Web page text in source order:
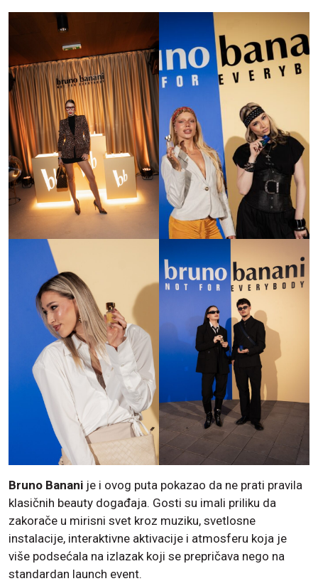
Bruno Banani je i ovog puta pokazao da ne prati pravila
klasičnih beauty događaja. Gosti su imali priliku da
zakorače u mirisni svet kroz muziku, svetlosne
instalacije, interaktivne aktivacije i atmosferu koja je
više podsećala na izlazak koji se prepričava nego na
standardan launch event.